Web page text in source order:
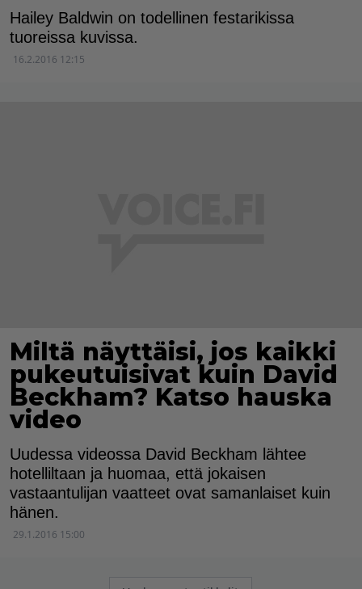
Hailey Baldwin on todellinen festarikissa
tuoreissa kuvissa.
16.2.2016 12:15
Miltä näyttäisi, jos kaikki
pukeutuisivat kuin David
Beckham? Katso hauska
video
Uudessa videossa David Beckham lähtee
hotelliltaan ja huomaa, että jokaisen
vastaantulijan vaatteet ovat samanlaiset kuin
hänen.
29.1.2016 15:00